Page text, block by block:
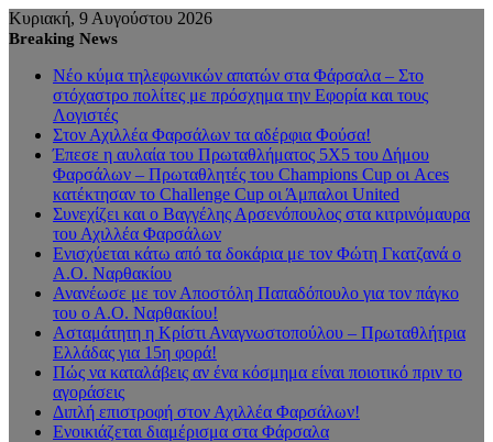
Κυριακή, 9 Αυγούστου 2026
Breaking News
Νέο κύμα τηλεφωνικών απατών στα Φάρσαλα – Στο
στόχαστρο πολίτες με πρόσχημα την Εφορία και τους
Λογιστές
Στον Αχιλλέα Φαρσάλων τα αδέρφια Φούσα!
Έπεσε η αυλαία του Πρωταθλήματος 5Χ5 του Δήμου
Φαρσάλων – Πρωταθλητές του Champions Cup οι Aces
κατέκτησαν το Challenge Cup οι Άμπαλοι United
Συνεχίζει και ο Βαγγέλης Αρσενόπουλος στα κιτρινόμαυρα
του Αχιλλέα Φαρσάλων
Ενισχύεται κάτω από τα δοκάρια με τον Φώτη Γκατζανά ο
Α.Ο. Ναρθακίου
Ανανέωσε με τον Αποστόλη Παπαδόπουλο για τον πάγκο
του ο Α.Ο. Ναρθακίου!
Ασταμάτητη η Κρίστι Αναγνωστοπούλου – Πρωταθλήτρια
Ελλάδας για 15η φορά!
Πώς να καταλάβεις αν ένα κόσμημα είναι ποιοτικό πριν το
αγοράσεις
Διπλή επιστροφή στον Αχιλλέα Φαρσάλων!
Ενοικιάζεται διαμέρισμα στα Φάρσαλα